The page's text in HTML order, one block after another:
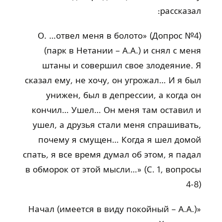
рассказал:
(Допрос №4) «О. …отвел меня в болото
(парк в Нетании – А.А.) и снял с меня
штаны и совершил свое злодеяние. Я
сказал ему, не хочу, он угрожал… И я был
унижен, был в депрессии, а когда он
кончил… Ушел… Он меня там оставил и
ушел, а друзья стали меня спрашивать,
почему я смущен… Когда я шел домой
спать, я все время думал об этом, я падал
в обморок от этой мысли…» (С. 1, вопросы
4-8)
«Начал (имеется в виду покойный – А.А.)